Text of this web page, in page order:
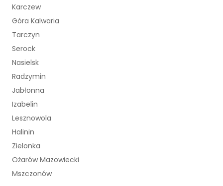
Karczew
Góra Kalwaria
Tarczyn
Serock
Nasielsk
Radzymin
Jabłonna
Izabelin
Lesznowola
Halinin
Zielonka
Ożarów Mazowiecki
Mszczonów